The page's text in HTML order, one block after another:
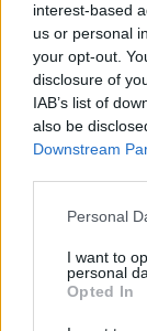
interest-based
us or personal
your opt-out.
disclosure of
IAB’s list of
also be
Downstream
Please note
not limited to
grant or deny
use your data
consent section.
Personal
I want to
personal
Opted In